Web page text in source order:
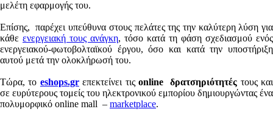
μελέτη εφαρμογής του.
Επίσης, παρέχει υπεύθυνα στους πελάτες της την καλύτερη λύση για
κάθε ενεργειακή τους ανάγκη, τόσο κατά τη φάση σχεδιασμού ενός
ενεργειακού-φωτοβολταϊκού έργου, όσο και κατά την υποστήριξη
αυτού μετά την ολοκλήρωσή του.
Τώρα, το eshops.grεπεκτείνει τιςonline δρατσηριότητές τους και
σε ευρύτερους τομείς του ηλεκτρονικού εμπορίου δημιουργώντας ένα
πολυμορφικό online mall – marketplace.